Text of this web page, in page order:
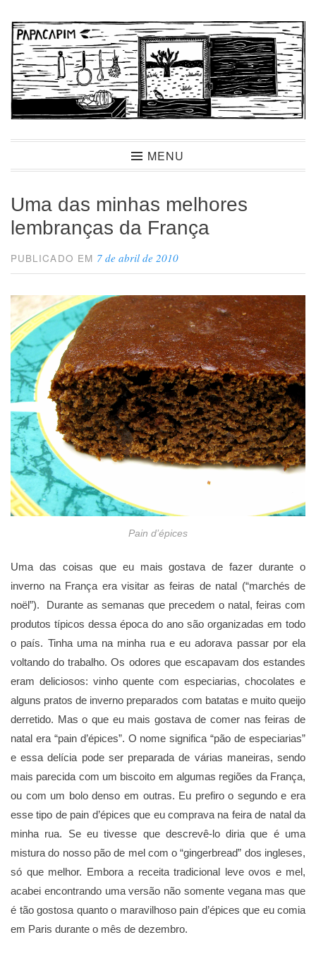
para
conteúdo
PapacapimMENU
Uma das minhas melhores
lembranças da França
PUBLICADO EM 7 de abril de 2010
Pain d’épices
Uma das coisas que eu mais gostava de fazer durante o
inverno na França era visitar as feiras de natal (“marchés de
noël”). Durante as semanas que precedem o natal, feiras com
produtos típicos dessa época do ano são organizadas em todo
o país. Tinha uma na minha rua e eu adorava passar por ela
voltando do trabalho. Os odores que escapavam dos estandes
eram deliciosos: vinho quente com especiarias, chocolates e
alguns pratos de inverno preparados com batatas e muito queijo
derretido. Mas o que eu mais gostava de comer nas feiras de
natal era “pain d’épices”. O nome significa “pão de especiarias”
e essa delícia pode ser preparada de várias maneiras, sendo
mais parecida com um biscoito em algumas regiões da França,
ou com um bolo denso em outras. Eu prefiro o segundo e era
esse tipo de pain d’épices que eu comprava na feira de natal da
minha rua. Se eu tivesse que descrevê-lo diria que é uma
mistura do nosso pão de mel com o “gingerbread” dos ingleses,
só que melhor. Embora a receita tradicional leve ovos e mel,
acabei encontrando uma versão não somente vegana mas que
é tão gostosa quanto o maravilhoso pain d’épices que eu comia
em Paris durante o mês de dezembro.